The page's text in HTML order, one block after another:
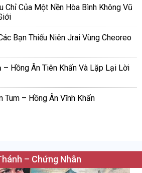
Chỉ Của Một Nền Hòa Bình Không Vũ
Bạn Thiếu Niên Jrai Vùng Cheoreo
– Hồng Ân Tiên Khấn Và Lặp Lại Lời
Tum – Hồng Ân Vĩnh Khấn
– Chứng Nhân